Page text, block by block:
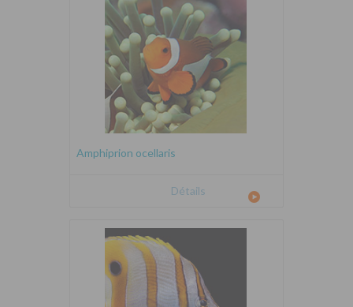
Amphiprion ocellaris
Détails